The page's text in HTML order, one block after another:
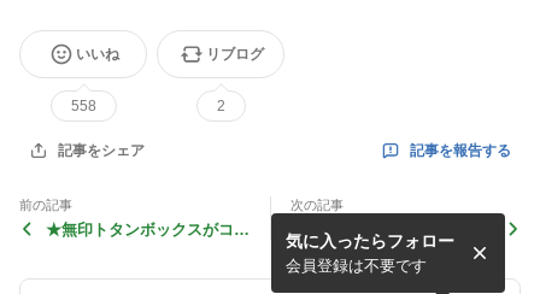
いいね
558
リブログ
2
記事をシェア 記事を報告する
前の記事
★無印トタンボックスがコー
次の記事
★割れた植木鉢を再利用！多
肉植物のお城をDIY♪
気に入ったらフォロー
会員登録は不要です